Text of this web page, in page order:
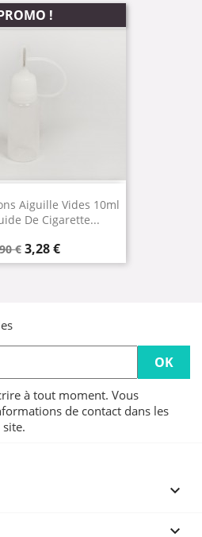
Aiguille Vides 10ml
De Cigarette...
€ Prix
3,28 €
!
à tout moment. Vous
de contact dans les

